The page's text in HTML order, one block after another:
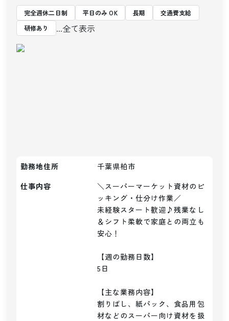
完全週休二日制 平日のみ OK 長期
交通費支給
研修あり
...全て表示
勤務地住所
千葉県柏市
仕事内容
＼スーパーマーケット資材のピ
ッキング・仕分け作業／
未経験スタート歓迎♪残業なし
＆シフト柔軟で家庭との両立も
安心！
【週の勤務日数】
5日
【主な業務内容】
割りばし、紙パック、食品用包
材などのスーパー向け資材を扱